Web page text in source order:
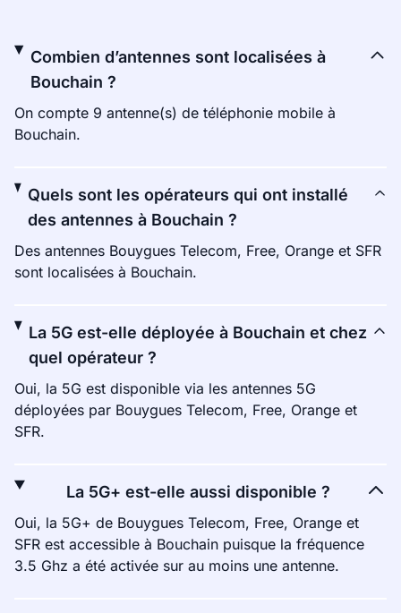
Combien d’antennes sont localisées à
Bouchain ?
On compte 9 antenne(s) de téléphonie mobile à
Bouchain.
Quels sont les opérateurs qui ont installé
des antennes à Bouchain ?
Des antennes Bouygues Telecom, Free, Orange et SFR
sont localisées à Bouchain.
La 5G est-elle déployée à Bouchain et chez
quel opérateur ?
Oui, la 5G est disponible via les antennes 5G
déployées par Bouygues Telecom, Free, Orange et
SFR.
La 5G+ est-elle aussi disponible ?
Oui, la 5G+ de Bouygues Telecom, Free, Orange et
SFR est accessible à Bouchain puisque la fréquence
3.5 Ghz a été activée sur au moins une antenne.